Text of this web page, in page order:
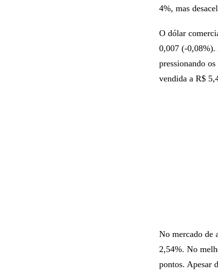
4%, mas
O dólar
0,007 (-0,08%).
pressionando
vendida a R$
No mercado de
2,54%. No
pontos. Apesar